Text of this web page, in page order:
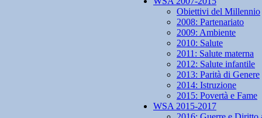
Obiettivi del Millennio
2008: Partenariato
2009: Ambiente
2010: Salute
2011: Salute materna
2012: Salute infantile
2013: Parità di Genere
2014: Istruzione
2015: Povertà e Fame
WSA 2015-2017